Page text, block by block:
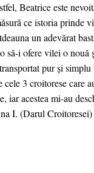
Beatrice este
ce istoria prinde
un adevărat
i ofere vilei o nouă
pur și
3 croitorese care
iar acestea mi-au
I. (Darul